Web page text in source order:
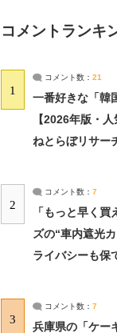
コメントランキ
1
コメント数： 21
一番好きな「韓
【2026年版・
ねとらぼリサー
2
コメント数： 7
「もっと早く
ズの“車内遮光
ライバシーも保
3
コメント数： 7
兵庫県の「ケ